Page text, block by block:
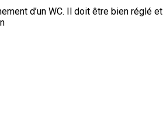
d’un WC. Il doit être bien réglé et